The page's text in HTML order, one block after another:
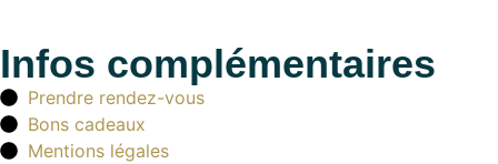
Infos complémentaires
Prendre rendez-vous
Bons cadeaux
Mentions légales